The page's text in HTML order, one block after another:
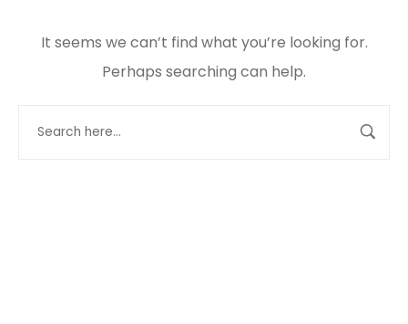
It seems we can’t find what you’re looking for.
Perhaps searching can help.